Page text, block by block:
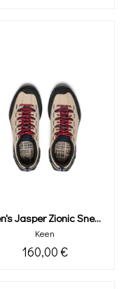
Men's Jasper Zionic Sneaker
Keen
160,00 €